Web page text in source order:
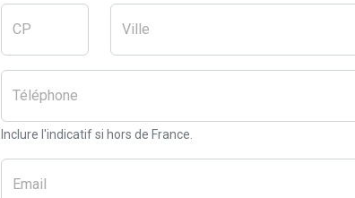
CP Ville
Téléphone
Inclure l'indicatif si hors de France.
Email